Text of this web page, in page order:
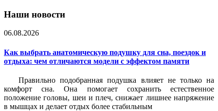
Наши новости
06.08.2026
Как выбрать анатомическую подушку для сна, поездок и
отдыха: чем отличаются модели с эффектом памяти
Правильно подобранная подушка влияет не только на
комфорт сна. Она помогает сохранить естественное
положение головы, шеи и плеч, снижает лишнее напряжение
в мышцах и делает отдых более стабильным